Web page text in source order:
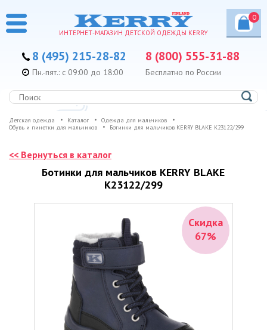
ИНТЕРНЕТ-МАГАЗИН ДЕТСКОЙ ОДЕЖДЫ KERRY
0
8 (495) 215-28-82 8 (800) 555-31-88
Бесплатно по России
Пн.-пят.: с 09:00 до 18:00
Детская одежда Каталог
Одежда для мальчиков
Обувь и пинетки для мальчиков
Ботинки для мальчиков KERRY BLAKE K23122/299
<< Вернуться в каталог
Ботинки для мальчиков KERRY BLAKE
K23122/299
Скидка
67%